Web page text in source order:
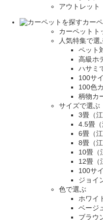
アウトレット
カー
カーペットト
人気特集で選
ペット
高級ホ
ハサミ
100サ
100色
柄物カ
サイズで選ぶ
3畳（
4.5畳
6畳（
8畳（
10畳（
12畳（
100サ
ジョイ
色で選ぶ
ホワイ
ベージ
ブラウ